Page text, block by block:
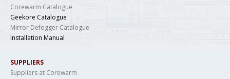
Corewarm Catalogue
Geekore Catalogue
Mirror Defogger Catalogue
Installation Manual
SUPPLIERS
Suppliers at Corewarm